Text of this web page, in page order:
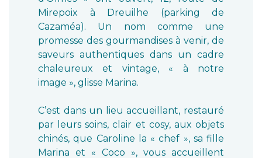
Mirepoix à Dreuilhe (parking de
Cazaméa). Un nom comme une
promesse des gourmandises à venir, de
saveurs authentiques dans un cadre
chaleureux et vintage, « à notre
image », glisse Marina.
C’est dans un lieu accueillant, restauré
par leurs soins, clair et cosy, aux objets
chinés, que Caroline la « chef », sa fille
Marina et « Coco », vous accueillent